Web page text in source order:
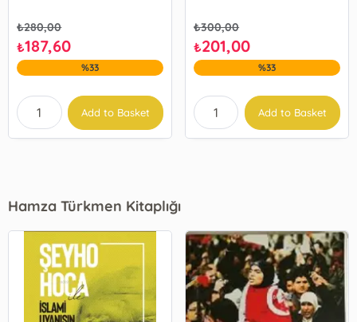
₺280,00
₺187,60
%33
Add to Basket
₺300,00
₺201,00
%33
Add to Basket
Hamza Türkmen Kitaplığı